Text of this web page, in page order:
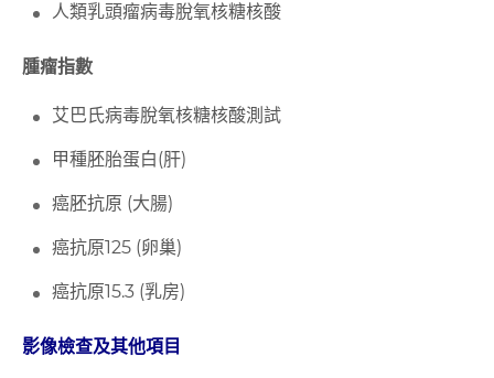
人類乳頭瘤病毒脫氧核糖核酸
腫瘤指數
艾巴氏病毒脫氧核糖核酸測試
甲種胚胎蛋白(肝)
癌胚抗原 (大腸)
癌抗原125 (卵巢)
癌抗原15.3 (乳房)
影像檢查及其他項目